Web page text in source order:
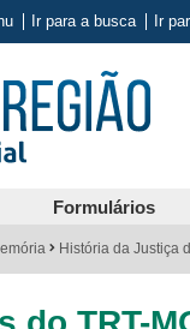
Ir para a busca Ir
Formulários
História da Justiça